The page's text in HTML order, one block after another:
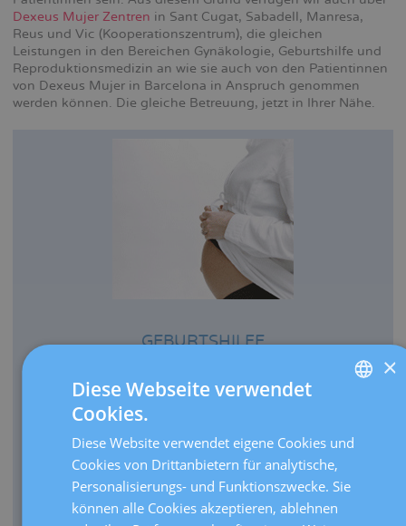
Dexeus Mujer Zentren in Sant Cugat, Sabadell, Manresa,
Reus und Vic (Kooperationszentrum), die gleichen
Leistungen in den Bereichen Gynäkologie, Geburtshilfe und
Reproduktionsmedizin an wie sie auch von den Patientinnen
von Dexeus Mujer in Barcelona in Anspruch genommen
werden können. Die gleiche Betreuung, jetzt in Ihrer Nähe.
GEBURTSHILFE
Jedes Jahr bringen wir mehr als 3.000 Babys zur Welt.
Jährlich werden mehr als 30.000
Schwangerschaftsultraschall-Untersuchungen bei uns
Als Referenzzentrum finden bei uns mehr als 3.000
Sprechstundentermine für
Hochrisikoschwangerschaften im Jahr statt.
CATALÀ
×
Diese Webseite verwendet
Cookies.
Diese Website verwendet eigene Cookies und
Cookies von Drittanbietern für analytische,
Personalisierungs- und Funktionszwecke. Sie
können alle Cookies akzeptieren, ablehnen